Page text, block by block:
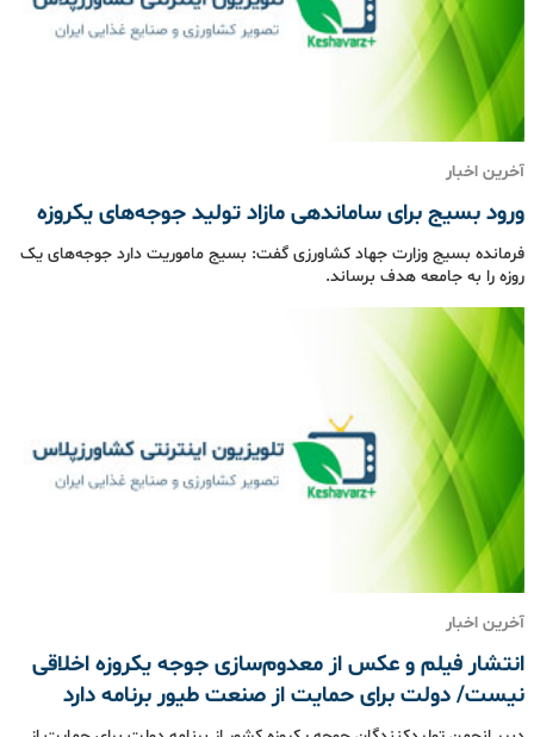
آخرین اخبار
ورود بسیج برای ساماندهی مازاد تولید جوجه‌های یکروزه
فرمانده بسیج وزارت جهاد کشاورزی گفت: بسیج ماموریت دارد جوجه‌های یک
روزه را به جامعه هدف برساند.
آخرین اخبار
انتشار فیلم و عکس از معدوم‌سازی جوجه یکروزه اخلاقی
نیست/ دولت برای حمایت از صنعت طیور برنامه دارد